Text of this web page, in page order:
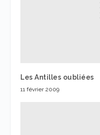
Les Antilles oubliées
11 février 2009